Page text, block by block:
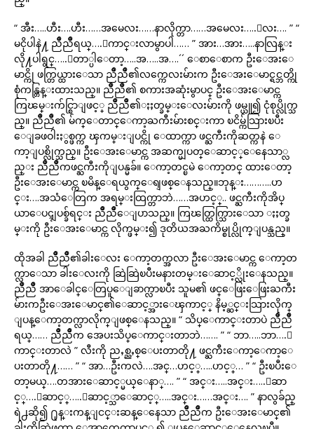
“ အီး…..ဟီး….ဟီး……အမေလး……နာလိုက္တာ……အမေလး…..ေလး…. ” “
မငိုပါနဲ႔ ညိဳညိဳရယ္….ေကာင္းလာမွာပါ…… ” အား…အား…..နာလြန္း
လို႔ပါရွင္…..ေတာ္ပါေတာ့…..အ…..အ….´´ ေစာေစာက ဦးေအးေ
မာင္ကို ဖက္တြယ္ထားေသာ ညိဳညိဳ၏လက္ကေလးမ်ားက ဦးေအးေမာင္ရင္ဘတ္ကို
စုံကန္တြန္းထားသည္။ ညိဳညိဳ၏ စကားအဆုံးမွာပင္ ဦးေအးေမာင္က
ကြၽမ္းက်င္စြာျဖင့္ ညိဳညိဳ၏ႏႈတ္ခမ္းေလးမ်ားကို ဖမ္ယူ၍ ငုံစုပ္လိုက္သ
ည္။ ညိဳညိဳ၏ မ်က္ေတာင္ေကာ့ႀကီးမ်ားစင္းကာ ၿငိမ္က်သြားၿပီး
ေျခဖဝါးႏွစ္ဖက္က ၾကမ္းျပင္ကို ေထာက္ကာ ဖင္ႀကီးကိုဆတ္ကနဲ ေ
ကာ့ျပစ္လိုက္သည္။ ဦးေအးေမာင္က အဆက္မျပတ္ေဆာင့္ေနေသာ္လ
ည္း ညိဳညိဳကဖင္ႀကီးကိုျပန္မခ်။ ေကာ့တင္ၿမဲ ေကာ့တင္ ထားေတာ့
ဦးေအးေမာင္က ၿမိန္ေရယွက္ေရျဖစ္ေနသည္။ဘုန္း………..ဟ
င္း….အသံေတြက အရမ္းထြက္တာဘဲ……အဟင့္.. ဖင္ႀကီးကိုအိပ္
ယာေပၚျပစ္ခ်ရင္း ညိဳညိဳေျပာသည္။ ကြၽတ္ထြက္သြားေသာ ႏႈတ္ခ
မ္းကို ဦးေအးေမာင္က လိုက္ဖမ္း၍ ဒုတိယအႀကိမ္စုပ္လိုက္ျပန္သည္။
ထိုအခါ ညိဳညိဳ၏ခါးေလး ေကာ့တက္အလာ ဦးေအးေမာင္က ေကာ့တ
က္လာေသာ ခါးေလးကို ဆြဲဆြဲၿပီးမနားတမ္းေဆာင့္လိုးေနသည္။
ညိဳညိဳ အာေခါင္ေတြပူေျခာက္လာၿပီး သူမ၏ ဖင္ေဖြးေဖြးႀကီး
မ်ားကဦးေအးေမာင္၏ေဆာင့္အားေၾကာင့္ နိမ့္ဆင္းသြားလိုက္
ျပန္ေကာ့တက္လာလိုက္ျဖစ္ေနသည္။ “ သိပ္ေကာင္းတာပဲ ညိဳညိဳ
ရယ္…… ညိဳညိဳက အေပးသိပ္ေကာင္းတာဘဲ……. ” “ ဘာ…..ဘာ….ေ
ကာင္းတာလဲ ” လီးကို ညႇစ္ညႇစ္ေပးတာတို႔ ဖင္ႀကီးေကာ့ေကာ့ေ
ပးတာတို႔…… ” “ အာ…ဦးကလဲ….အင္…ဟင့္…..ဟင့္… ” “ ဦးၿပီးေ
တာ့မယ္….တအားေဆာင့္မယ္ေနာ္…. ” “ အင္း…..အင္း…..ေဆာ
င့္….ေဆာင့္…..ေဆာင့္သာေဆာင့္…..အင္း……အင္း…. ” နာလွခ်ည္
ရဲ႕ဆို၍ ႐ုန္းကန္ျငင္းဆန္ေနေသာ ညိဳညိဳက ဦးေအးေမာင္၏